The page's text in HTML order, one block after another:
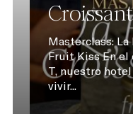
Masterclass:
Fruit Kiss En el
T, nuestro
vivir...